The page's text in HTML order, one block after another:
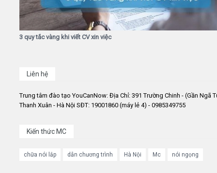
3 quy tắc vàng khi viết CV xin việc
Liên hệ
Trung tâm đào tạo YouCanNow: Địa Chỉ: 391 Trường Chinh - (Gần Ngã
Thanh Xuân - Hà Nội SĐT: 19001860 (máy lẻ 4) - 0985349755
Kiến thức MC
chữa nói lắp dẫn chương trình Hà Nội Mc nói ngọng